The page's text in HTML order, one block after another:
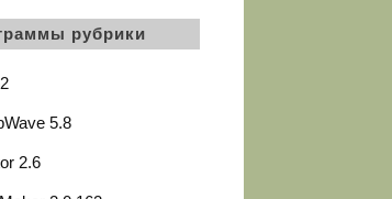
рубрики
5.8
2.6